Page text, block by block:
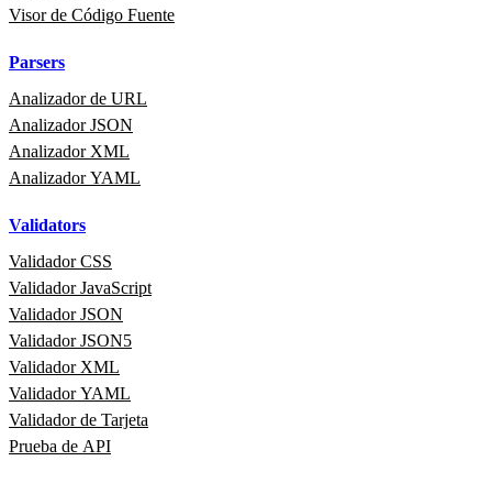
Visor de Código Fuente
Parsers
Analizador de URL
Analizador JSON
Analizador XML
Analizador YAML
Validators
Validador CSS
Validador JavaScript
Validador JSON
Validador JSON5
Validador XML
Validador YAML
Validador de Tarjeta
Prueba de API